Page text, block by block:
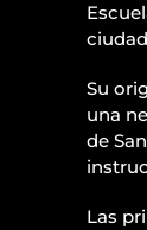
Su
una
de
Las